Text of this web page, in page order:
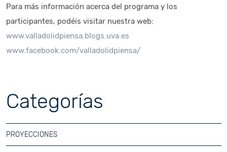
Para más información acerca del programa y los
participantes, podéis visitar nuestra web:
www.valladolidpiensa.blogs.uva.es
www.facebook.com/valladolidpiensa/
Categorías
PROYECCIONES